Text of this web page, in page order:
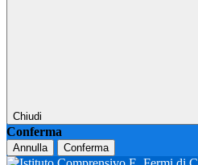
Chiudi
Conferma
Annulla Conferma